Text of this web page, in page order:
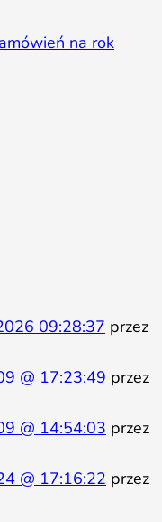
na rok
09:28:37 przez
@ 17:23:49 przez
@ 14:54:03 przez
@ 17:16:22 przez